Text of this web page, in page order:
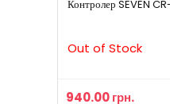
Контролер SEVEN
Out of Stock
940.00грн.